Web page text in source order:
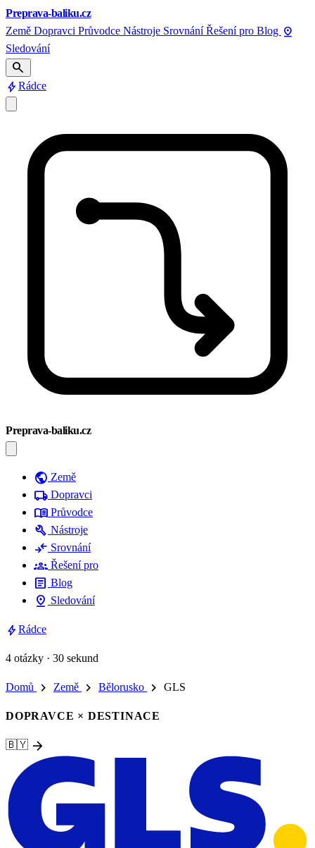
Preprava-baliku.cz
Země Dopravci Průvodce Nástroje Srovnání Řešení pro Blog pin_drop
Sledování
search
boltRádce
Preprava-baliku.cz
public Země
local_shipping Dopravci
menu_book Průvodce
build Nástroje
compare_arrows Srovnání
groups Řešení pro
article Blog
pin_drop Sledování
boltRádce
4 otázky · 30 sekund
Domů chevron_right Země chevron_right Bělorusko chevron_right GLS
DOPRAVCE × DESTINACE
🇧🇾 arrow_forward